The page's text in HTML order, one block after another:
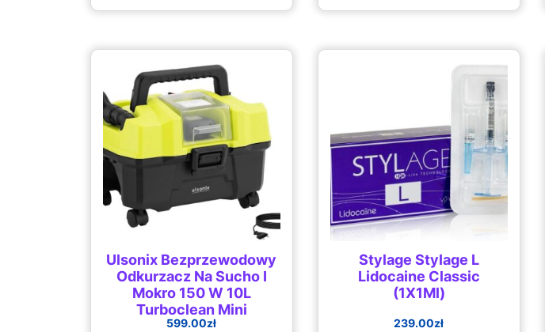
Ulsonix Bezprzewodowy
Odkurzacz Na Sucho I
Mokro 150 W 10L
Turboclean Mini
599.00zł
Stylage Stylage L
Lidocaine Classic
(1X1Ml)
239.00zł